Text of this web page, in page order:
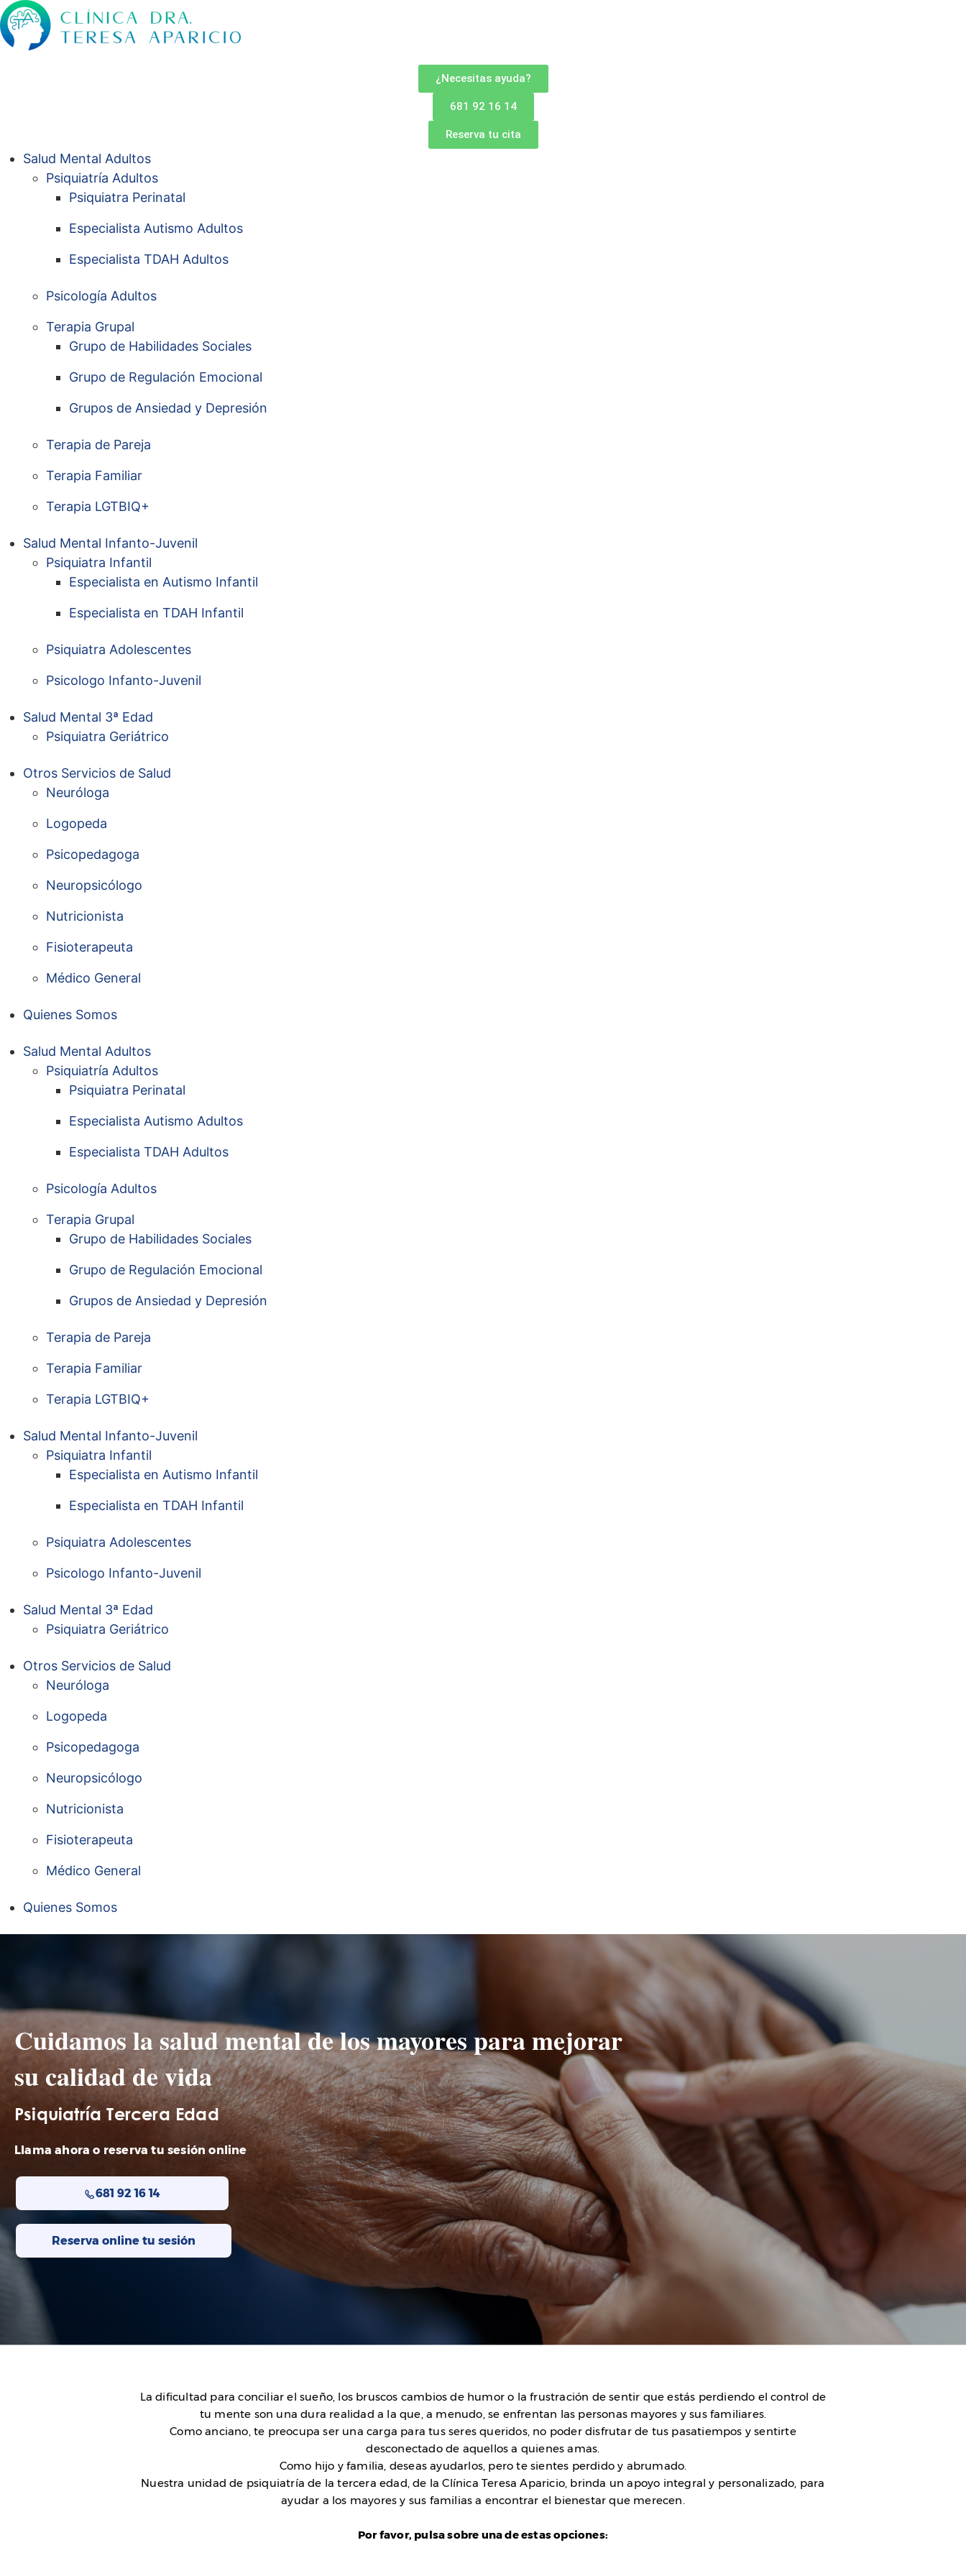
¿Necesitas ayuda?
681 92 16 14
Reserva tu cita
Salud Mental Adultos
Psiquiatría Adultos
Psiquiatra Perinatal
Especialista Autismo Adultos
Especialista TDAH Adultos
Psicología Adultos
Terapia Grupal
Grupo de Habilidades Sociales
Grupo de Regulación Emocional
Grupos de Ansiedad y Depresión
Terapia de Pareja
Terapia Familiar
Terapia LGTBIQ+
Salud Mental Infanto-Juvenil
Psiquiatra Infantil
Especialista en Autismo Infantil
Especialista en TDAH Infantil
Psiquiatra Adolescentes
Psicologo Infanto-Juvenil
Salud Mental 3ª Edad
Psiquiatra Geriátrico
Otros Servicios de Salud
Neuróloga
Logopeda
Psicopedagoga
Neuropsicólogo
Nutricionista
Fisioterapeuta
Médico General
Quienes Somos
Salud Mental Adultos
Psiquiatría Adultos
Psiquiatra Perinatal
Especialista Autismo Adultos
Especialista TDAH Adultos
Psicología Adultos
Terapia Grupal
Grupo de Habilidades Sociales
Grupo de Regulación Emocional
Grupos de Ansiedad y Depresión
Terapia de Pareja
Terapia Familiar
Terapia LGTBIQ+
Salud Mental Infanto-Juvenil
Psiquiatra Infantil
Especialista en Autismo Infantil
Especialista en TDAH Infantil
Psiquiatra Adolescentes
Psicologo Infanto-Juvenil
Salud Mental 3ª Edad
Psiquiatra Geriátrico
Otros Servicios de Salud
Neuróloga
Logopeda
Psicopedagoga
Neuropsicólogo
Nutricionista
Fisioterapeuta
Médico General
Quienes Somos
Cuidamos la salud mental de los mayores para mejorar
su calidad de vida
Psiquiatría Tercera Edad
Llama ahora o reserva tu sesión online
681 92 16 14
Reserva online tu sesión
La dificultad para conciliar el sueño, los bruscos cambios de humor o la frustración de sentir que estás perdiendo el control de
tu mente son una dura realidad a la que, a menudo, se enfrentan las personas mayores y sus familiares.
Como anciano, te preocupa ser una carga para tus seres queridos, no poder disfrutar de tus pasatiempos y sentirte
desconectado de aquellos a quienes amas.
Como hijo y familia, deseas ayudarlos, pero te sientes perdido y abrumado.
Nuestra unidad de psiquiatría de la tercera edad, de la Clínica Teresa Aparicio, brinda un apoyo integral y personalizado, para
ayudar a los mayores y sus familias a encontrar el bienestar que merecen.
Por favor, pulsa sobre una de estas opciones: